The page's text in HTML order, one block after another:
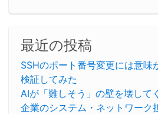
最近の投稿
SSHのポート番号変更には意味
検証してみた
AIが「難しそう」の壁を壊して
企業のシステム・ネットワーク